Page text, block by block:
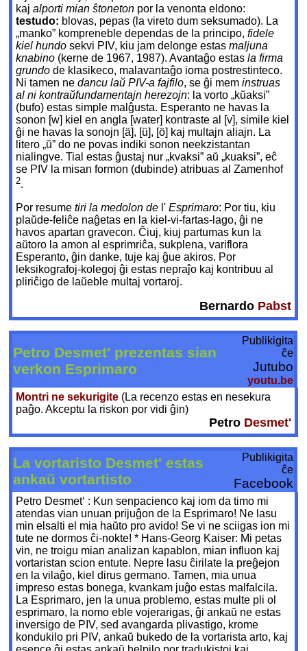
kajalporti mian ŝtoneton por la venonta eldono:
testudo: blovas, pepas (la vireto dum seksumado). La
„manko” kompreneble dependas de la principo,fidele
kiel hundo sekvi PIV, kiu jam delonge estasmaljuna
knabino (kerne de 1967, 1987). Avantaĝo estasla firma
grundo de klasikeco, malavantaĝo ioma postrestinteco.
Ni tamen nedancu laŭ PIV-a fajfilo, se ĝi meminstruas
al ni kontraŭfundamentajn herezojn: la vorto „kŭaksi”
(bufo) estas simple malĝusta. Esperanto ne havas la
sonon [w] kiel en angla [water] kontraste al [v], simile kiel
ĝi ne havas la sonojn [ä], [ü], [ö] kaj multajn aliajn. La
litero „ŭ” do ne povas indiki sonon neekzistantan
nialingve. Tial estas ĝustaj nur „kvaksi” aŭ „kuaksi”, eĉ
se PIV la misan formon (dubinde) atribuas al Zamenhof
2.
Por resumetiri la medolon de l'Esprimaro: Por tiu, kiu
plaŭde-feliĉe naĝetas en la kiel-vi-fartas-lago, ĝi ne
havos apartan gravecon. Ĉiuj, kiuj partumas kun la
aŭtoro la amon al esprimriĉa, sukplena, variflora
Esperanto, ĝin danke, tuje kaj ĝue akiros. Por
leksikografoj-kolegoj ĝi estas nepraĵo kaj kontribuu al
pliriĉigo de laŭeble multaj vortaroj.
Bernardo Pabst
Petro Desmet' prezentas sian
verkon Esprimaro
Publikigita
ĉe
Jutubo
youtu.be
Montri ne sekurigite (La recenzo estas en nesekura
paĝo. Akceptu la riskon por vidi ĝin)
Petro Desmet'
La vortaristo Desmet' estas
ankaŭ vortartisto
Publikigita
ĉe
Facebook
Petro Desmet‘ : Kun senpacienco kaj iom da timo mi
atendas vian unuan prijuĝon de la Esprimaro! Ne lasu
min elsalti el mia haŭto pro avido! Se vi ne sciigas ion mi
tute ne dormos ĉi-nokte! * Hans-Georg Kaiser: Mi petas
vin, ne troigu mian analizan kapablon, mian influon kaj
vortaristan scion entute. Nepre lasu ĉirilate la preĝejon
en la vilaĝo, kiel dirus germano. Tamen, mia unua
impreso estas bonega, kvankam juĝo estas malfalcila.
La Esprimaro, jen la unua problemo, estas multe pli ol
esprimaro, la nomo eble vojerarigas, ĝi ankaŭ ne estas
inversigo de PIV, sed avangarda plivastigo, krome
kondukilo pri PIV, ankaŭ bukedo de la vortarista arto, kaj